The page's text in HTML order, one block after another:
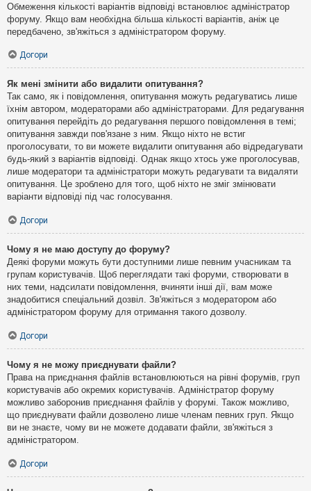
Обмеження кількості варіантів відповіді встановлює адміністратор
форуму. Якщо вам необхідна більша кількості варіантів, аніж це
передбачено, зв'яжіться з адміністратором форуму.
Догори
Як мені змінити або видалити опитування?
Так само, як і повідомлення, опитування можуть редагуватись лише
їхнім автором, модераторами або адміністраторами. Для редагування
опитування перейдіть до редагування першого повідомлення в темі;
опитування завжди пов'язане з ним. Якщо ніхто не встиг
проголосувати, то ви можете видалити опитування або відредагувати
будь-який з варіантів відповіді. Однак якщо хтось уже проголосував,
лише модератори та адміністратори можуть редагувати та видаляти
опитування. Це зроблено для того, щоб ніхто не зміг змінювати
варіанти відповіді під час голосування.
Догори
Чому я не маю доступу до форуму?
Деякі форуми можуть бути доступними лише певним учасникам та
групам користувачів. Щоб переглядати такі форуми, створювати в
них теми, надсилати повідомлення, вчиняти інші дії, вам може
знадобитися спеціальний дозвіл. Зв'яжіться з модератором або
адміністратором форуму для отримання такого дозволу.
Догори
Чому я не можу приєднувати файли?
Права на приєднання файлів встановлюються на рівні форумів, груп
користувачів або окремих користувачів. Адміністратор форуму
можливо заборонив приєднання файлів у форумі. Також можливо,
що приєднувати файли дозволено лише членам певних груп. Якщо
ви не знаєте, чому ви не можете додавати файли, зв'яжіться з
адміністратором.
Догори